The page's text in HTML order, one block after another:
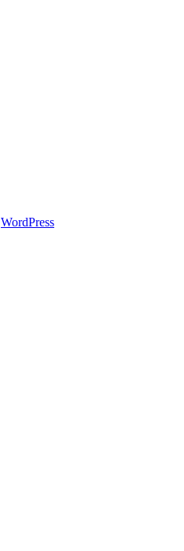
WordPress